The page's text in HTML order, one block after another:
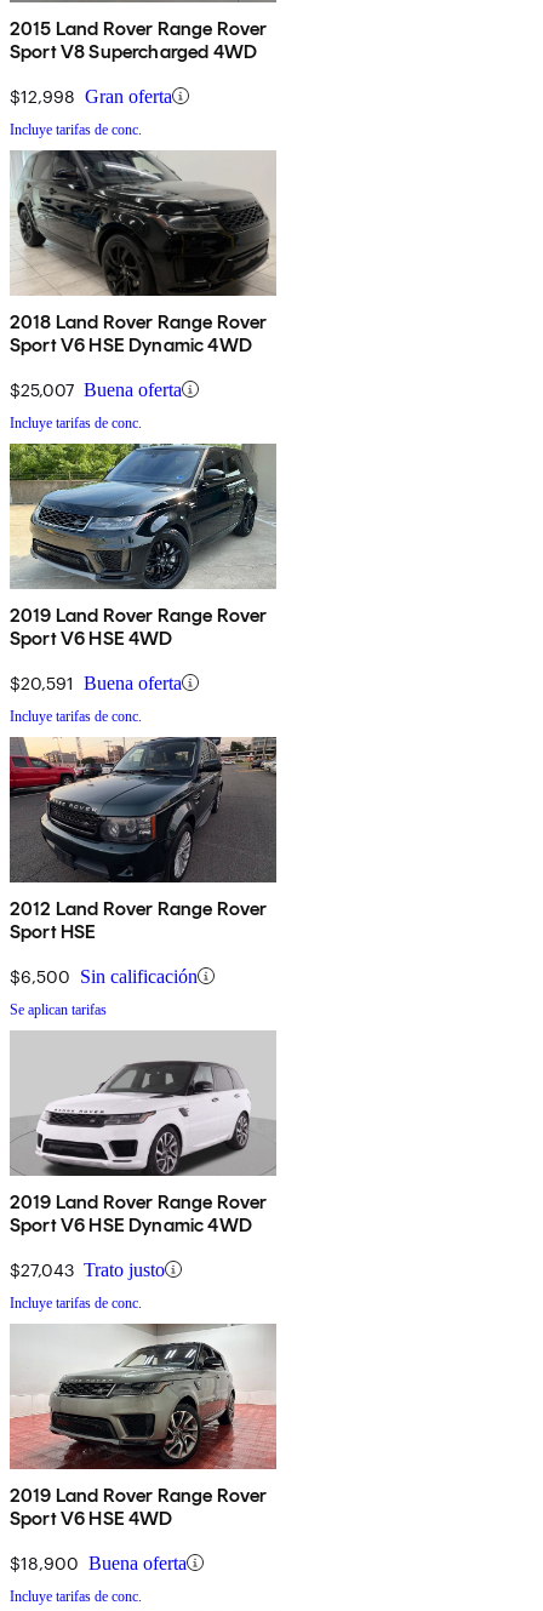
2015 Land Rover Range Rover
Sport V8 Supercharged 4WD
$12,998 Gran oferta
Incluye tarifas de conc.
2018 Land Rover Range Rover
Sport V6 HSE Dynamic 4WD
$25,007 Buena oferta
Incluye tarifas de conc.
2019 Land Rover Range Rover
Sport V6 HSE 4WD
$20,591 Buena oferta
Incluye tarifas de conc.
2012 Land Rover Range Rover
Sport HSE
$6,500 Sin calificación
Se aplican tarifas
2019 Land Rover Range Rover
Sport V6 HSE Dynamic 4WD
$27,043 Trato justo
Incluye tarifas de conc.
2019 Land Rover Range Rover
Sport V6 HSE 4WD
$18,900 Buena oferta
Incluye tarifas de conc.